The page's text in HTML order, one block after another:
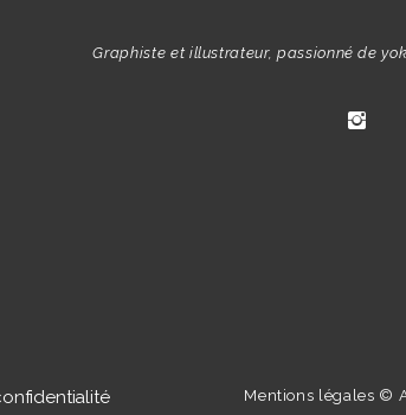
Graphiste et illustrateur, passionné de
Mentions légales ©